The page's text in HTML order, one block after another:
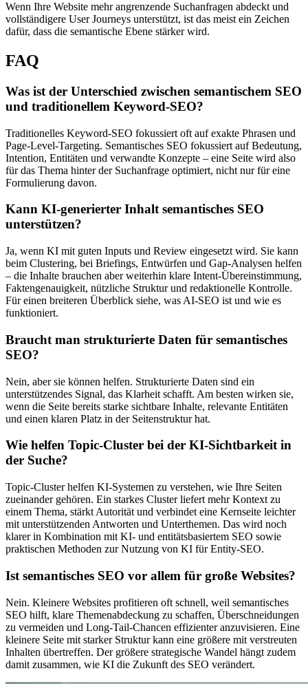
Wenn Ihre Website mehr angrenzende Suchanfragen abdeckt und
vollständigere User Journeys unterstützt, ist das meist ein Zeichen
dafür, dass die semantische Ebene stärker wird.
FAQ
Was ist der Unterschied zwischen semantischem SEO
und traditionellem Keyword-SEO?
Traditionelles Keyword-SEO fokussiert oft auf exakte Phrasen und
Page-Level-Targeting. Semantisches SEO fokussiert auf Bedeutung,
Intention, Entitäten und verwandte Konzepte – eine Seite wird also
für das Thema hinter der Suchanfrage optimiert, nicht nur für eine
Formulierung davon.
Kann KI-generierter Inhalt semantisches SEO
unterstützen?
Ja, wenn KI mit guten Inputs und Review eingesetzt wird. Sie kann
beim Clustering, bei Briefings, Entwürfen und Gap-Analysen helfen
– die Inhalte brauchen aber weiterhin klare Intent-Übereinstimmung,
Faktengenauigkeit, nützliche Struktur und redaktionelle Kontrolle.
Für einen breiteren Überblick siehe, was AI-SEO ist und wie es
funktioniert.
Braucht man strukturierte Daten für semantisches
SEO?
Nein, aber sie können helfen. Strukturierte Daten sind ein
unterstützendes Signal, das Klarheit schafft. Am besten wirken sie,
wenn die Seite bereits starke sichtbare Inhalte, relevante Entitäten
und einen klaren Platz in der Seitenstruktur hat.
Wie helfen Topic-Cluster bei der KI-Sichtbarkeit in
der Suche?
Topic-Cluster helfen KI-Systemen zu verstehen, wie Ihre Seiten
zueinander gehören. Ein starkes Cluster liefert mehr Kontext zu
einem Thema, stärkt Autorität und verbindet eine Kernseite leichter
mit unterstützenden Antworten und Unterthemen. Das wird noch
klarer in Kombination mit KI- und entitätsbasiertem SEO sowie
praktischen Methoden zur Nutzung von KI für Entity-SEO.
Ist semantisches SEO vor allem für große Websites?
Nein. Kleinere Websites profitieren oft schnell, weil semantisches
SEO hilft, klare Themenabdeckung zu schaffen, Überschneidungen
zu vermeiden und Long-Tail-Chancen effizienter anzuvisieren. Eine
kleinere Seite mit starker Struktur kann eine größere mit verstreuten
Inhalten übertreffen. Der größere strategische Wandel hängt zudem
damit zusammen, wie KI die Zukunft des SEO verändert.